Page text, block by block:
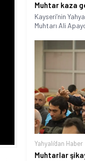
Muhtar kaza
Kayseri’nin
Muhtarı Ali
Yahyalı'dan Haber
Muhtarlar